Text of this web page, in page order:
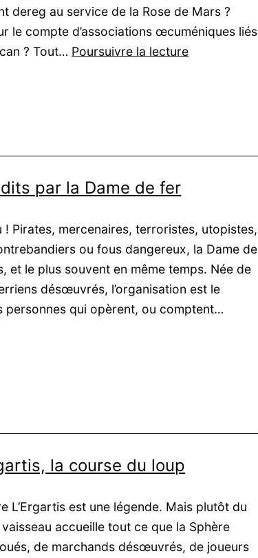
dereg au service de la Rose de Mars ?
le compte d’associations œcuméniques liés
? Tout… Poursuivre la lectureTigres
par la Dame de fer
! Pirates, mercenaires, terroristes, utopistes,
ou fous dangereux, la Dame de
et le plus souvent en même temps. Née de
désœuvrés, l’organisation est le
personnes qui opèrent, ou comptent…
la course du loup
L’Ergartis est une légende. Mais plutôt du
accueille tout ce que la Sphère
de marchands désœuvrés, de joueurs